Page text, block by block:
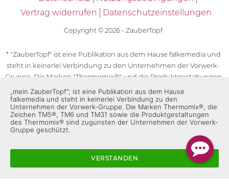
Vertrag widerrufen
Datenschutzeinstellungen
Copyright © 2026 - ZauberTopf
* "ZauberTopf" ist eine Publikation aus dem Hause falkemedia und
steht in keinerlei Verbindung zu den Unternehmen der Vorwerk-
Gruppe. Die Marken "Thermomix®" und die Produktgestaltungen
des "Thermomix®" sind eingetragene Marken der Unternehmen
der Vorwerk-Gruppe. Die Marken Thermomix®, die Zeichen TM5®,
TM6 und TM31 sowie die Produktgestaltungen des Thermomix®
sind zugunsten der Unternehmen der Vorwerk-Gruppe
geschützt. Für die Rezeptangaben in "ZauberTopf" ist
„mein ZauberTopf”; ist eine Publikation aus dem Hause
falkemedia und steht in keinerlei Verbindung zu den
Unternehmen der Vorwerk-Gruppe. Die Marken Thermomix®, die
Zeichen TM5®, TM6 und TM31 sowie die Produktgestaltungen
des Thermomix® sind zugunsten der Unternehmen der Vorwerk-
Gruppe geschützt.
VERSTANDEN